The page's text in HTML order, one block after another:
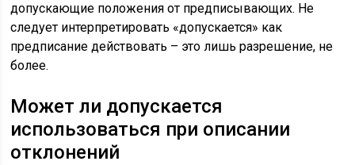
допускающие положения от предписывающих. Не
следует интерпретировать «допускается» как
предписание действовать – это лишь разрешение, не
более.
Может ли допускается
использоваться при описании
отклонений